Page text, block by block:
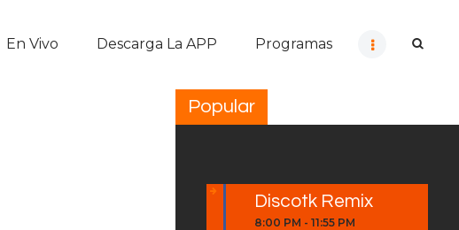
En Vivo Descarga La APP Programas
Popular
Discotk Remix
8:00 PM -11:55 PM